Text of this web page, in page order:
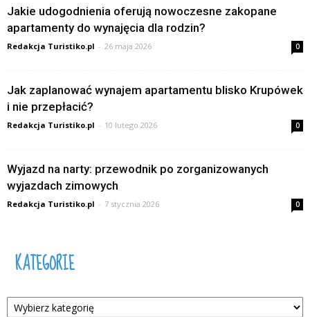
Jakie udogodnienia oferują nowoczesne zakopane
apartamenty do wynajęcia dla rodzin?
Redakcja Turistiko.pl - 26 maja 2026 0
Jak zaplanować wynajem apartamentu blisko Krupówek
i nie przepłacić?
Redakcja Turistiko.pl - 10 lutego 2026 0
Wyjazd na narty: przewodnik po zorganizowanych
wyjazdach zimowych
Redakcja Turistiko.pl - 7 stycznia 2026 0
KATEGORIE
Kategorie